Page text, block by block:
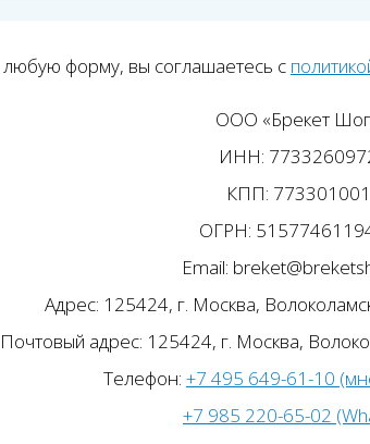
форму, вы соглашаетесь с
ООО «Брекет
ИНН:
КПП: 773301001
ОГРН:
Email:
Адрес: 125424, г. Москва,
Почтовый адрес: 125424, г. Москва,
Телефон: +7 495 649-61-10
+7 985 220-65-02